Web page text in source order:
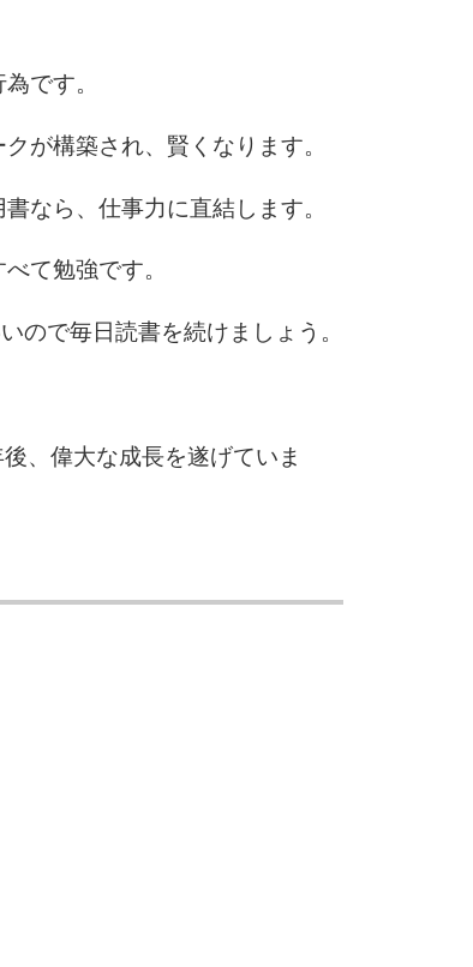
です。
が構築され、賢くなります。
なら、仕事力に直結します。
て勉強です。
ので毎日読書を続けましょう。
、偉大な成長を遂げていま